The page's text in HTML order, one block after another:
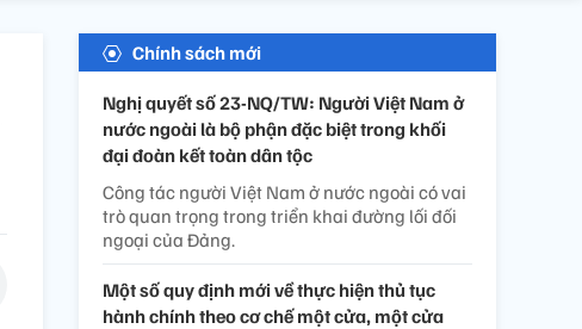
Chính sách mới
Nghị quyết số 23-NQ/TW: Người Việt Nam ở
nước ngoài là bộ phận đặc biệt trong khối
đại đoàn kết toàn dân tộc
Công tác người Việt Nam ở nước ngoài có vai
trò quan trọng trong triển khai đường lối đối
ngoại của Đảng.
Một số quy định mới về thực hiện thủ tục
hành chính theo cơ chế một cửa, một cửa